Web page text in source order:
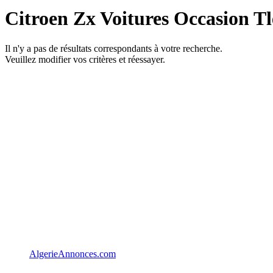
Citroen Zx Voitures Occasion
Il n'y a pas de résultats correspondants à votre recherche.
Veuillez modifier vos critères et réessayer.
AlgerieAnnonces.com